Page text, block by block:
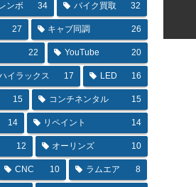
ンボ 34 バイク買取 32
27 キャブ同調 26
22 YouTube 20
イラックス 17 LED 16
15 コンチネンタル 15
14 リペイント 14
12 オーリンズ 10
CNC 10 ラムエア 8